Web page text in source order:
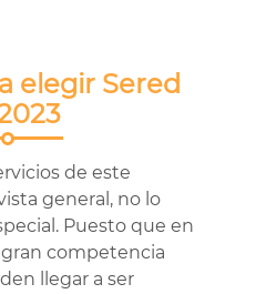
elegir Sered
de este
general, no lo
Puesto que en
competencia
llegar a ser